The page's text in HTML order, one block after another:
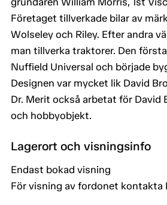
Företaget tillverkade bilar av
Wolseley och Riley. Efter andra
man tillverka traktorer. Den
Nuffield Universal och började
Designen var mycket lik David
Dr. Merit också arbetat för David
och hobbyobjekt.
Lagerort och visningsinfo
Endast bokad visning
För visning av fordonet kontakta